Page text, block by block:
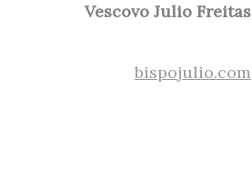
Vescovo Julio Freitas
bispojulio.com